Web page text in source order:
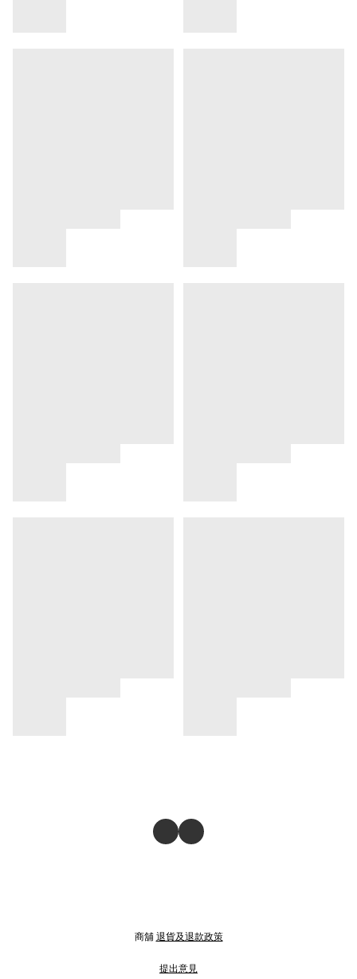
商舖 退貨及退款政策
提出意見